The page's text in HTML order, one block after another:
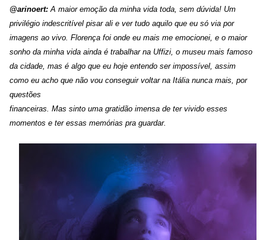
@arinoert: A maior emoção da minha vida toda, sem dúvida! Um
privilégio indescritível pisar ali e ver tudo aquilo que eu só via por
imagens ao vivo. Florença foi onde eu mais me emocionei, e o maior
sonho da minha vida ainda é trabalhar na Uffizi, o museu mais famoso
da cidade, mas é algo que eu hoje entendo ser impossível, assim
como eu acho que não vou conseguir voltar na Itália nunca mais, por
questões
financeiras. Mas sinto uma gratidão imensa de ter vivido esses
momentos e ter essas memórias pra guardar.